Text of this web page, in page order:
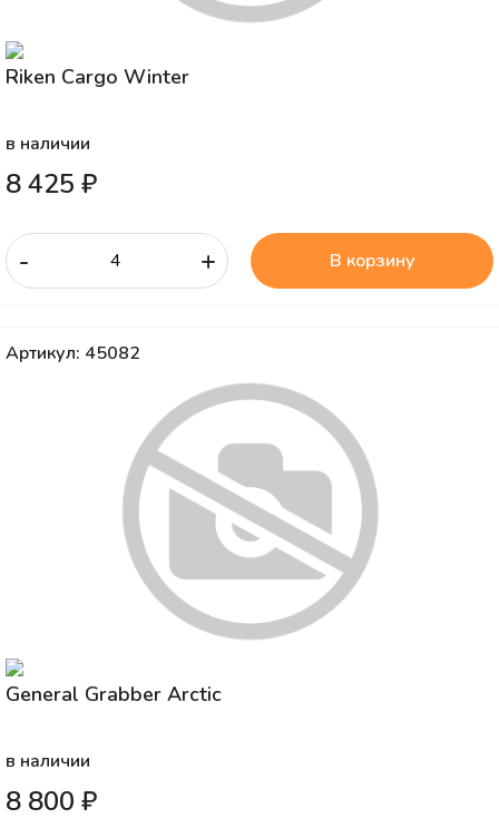
Riken Cargo Winter
в наличии
8 425 ₽
- + В корзину
Артикул: 45082
General Grabber Arctic
в наличии
8 800 ₽